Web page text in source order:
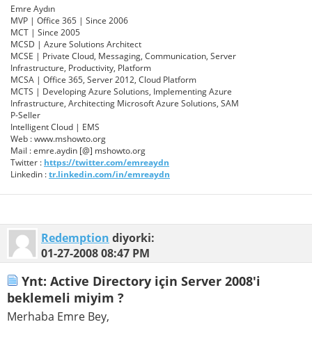
Emre Aydın
MVP | Office 365 | Since 2006
MCT | Since 2005
MCSD | Azure Solutions Architect
MCSE | Private Cloud, Messaging, Communication, Server
Infrastructure, Productivity, Platform
MCSA | Office 365, Server 2012, Cloud Platform
MCTS | Developing Azure Solutions, Implementing Azure
Infrastructure, Architecting Microsoft Azure Solutions, SAM
P-Seller
Intelligent Cloud | EMS
Web : www.mshowto.org
Mail : emre.aydin [@] mshowto.org
Twitter : https://twitter.com/emreaydn
Linkedin :tr.linkedin.com/in/emreaydn
Redemption diyorki:
01-27-200808:47 PM
Ynt: Active Directory için Server 2008'i
beklemeli miyim ?
Merhaba Emre Bey,